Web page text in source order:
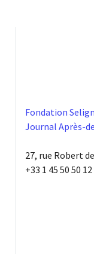
Fondation
Journal Après-
27, rue Robert
+33 1 45 50 50 12